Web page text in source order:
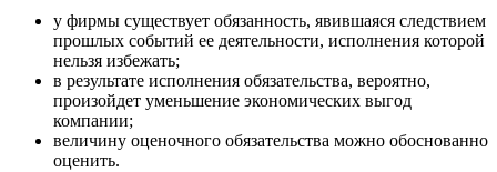
у фирмы существует обязанность, явившаяся следствием
прошлых событий ее деятельности, исполнения которой
нельзя избежать;
в результате исполнения обязательства, вероятно,
произойдет уменьшение экономических выгод
компании;
величину оценочного обязательства можно обоснованно
оценить.